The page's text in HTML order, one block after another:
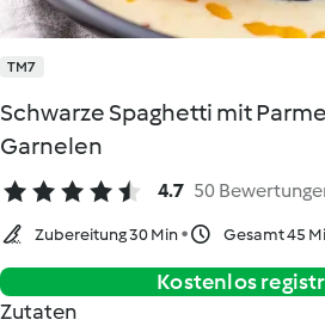
TM7
Schwarze Spaghetti mit
Garnelen
4.7 50
Zubereitung 30 Min Gesamt 45
Kostenlos
Zutaten